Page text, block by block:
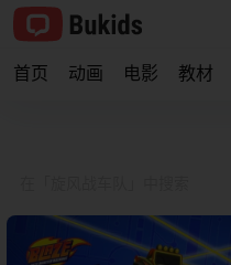
首页 动画 电影 教材